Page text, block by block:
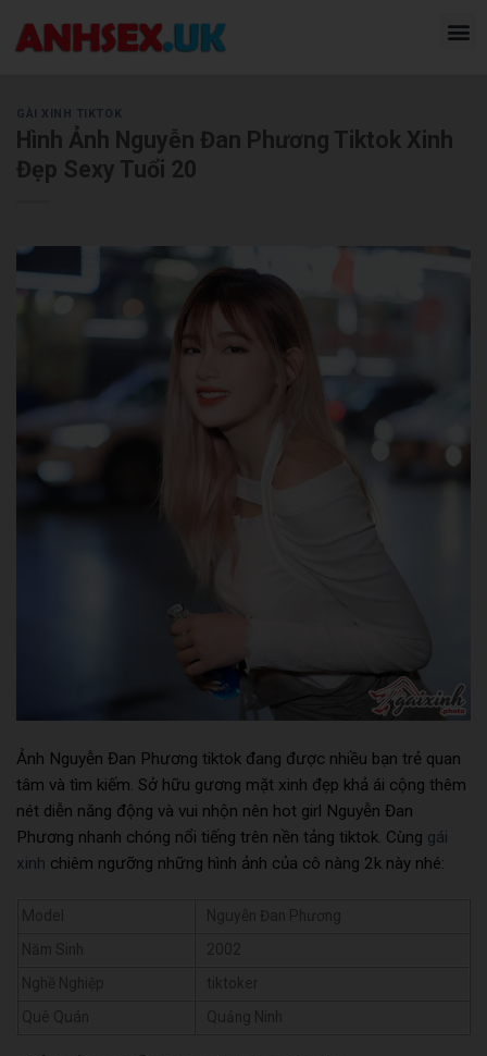
GÀI XINH TIKTOK
Hình Ảnh Nguyễn Đan Phương Tiktok Xinh
Đẹp Sexy Tuổi 20
Ảnh Nguyễn Đan Phương tiktok đang được nhiều bạn trẻ quan
tâm và tìm kiếm. Sở hữu gương mặt xinh đẹp khả ái cộng thêm
nét diễn năng động và vui nhộn nên hot girl Nguyễn Đan
Phương nhanh chóng nổi tiếng trên nền tảng tiktok. Cùng gái
xinh chiêm ngưỡng những hình ảnh của cô nàng 2k này nhé: